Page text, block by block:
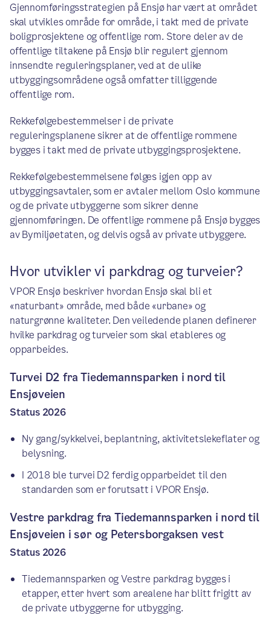
Gjennomføringsstrategien på Ensjø har vært at området
skal utvikles område for område, i takt med de private
boligprosjektene og offentlige rom. Store deler av de
offentlige tiltakene på Ensjø blir regulert gjennom
innsendte reguleringsplaner, ved at de ulike
utbyggingsområdene også omfatter tilliggende
offentlige rom.
Rekkefølgebestemmelser i de private
reguleringsplanene sikrer at de offentlige rommene
bygges i takt med de private utbyggingsprosjektene.
Rekkefølgebestemmelsene følges igjen opp av
utbyggingsavtaler, som er avtaler mellom Oslo kommune
og de private utbyggerne som sikrer denne
gjennomføringen. De offentlige rommene på Ensjø bygges
av Bymiljøetaten, og delvis også av private utbyggere.
Hvor utvikler vi parkdrag og turveier?
VPOR Ensjø beskriver hvordan Ensjø skal bli et
«naturbant» område, med både «urbane» og
naturgrønne kvaliteter. Den veiledende planen definerer
hvilke parkdrag og turveier som skal etableres og
opparbeides.
Turvei D2 fra Tiedemannsparken i nord til
Ensjøveien
Status 2026
Ny gang/sykkelvei, beplantning, aktivitetslekeflater og
belysning.
I 2018 ble turvei D2 ferdig opparbeidet til den
standarden som er forutsatt i VPOR Ensjø.
Vestre parkdrag fra Tiedemannsparken i nord til
Ensjøveien i sør og Petersborgaksen vest
Status 2026
Tiedemannsparken og Vestre parkdrag bygges i
etapper, etter hvert som arealene har blitt frigitt av
de private utbyggerne for utbygging.